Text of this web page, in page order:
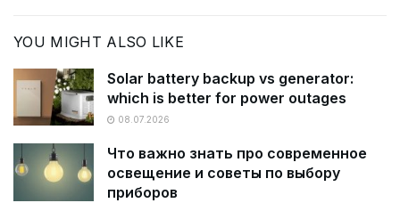
YOU MIGHT ALSO LIKE
Solar battery backup vs generator:
which is better for power outages
08.07.2026
Что важно знать про современное
освещение и советы по выбору
приборов